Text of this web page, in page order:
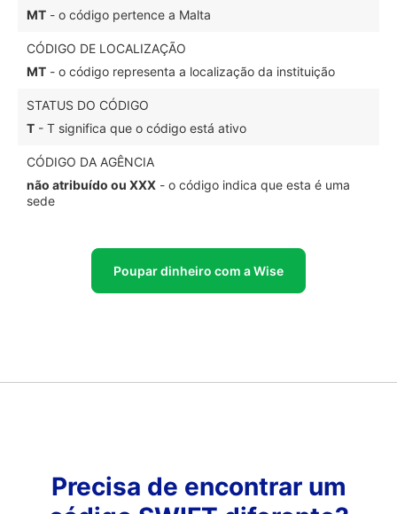
MT - o código pertence a Malta
CÓDIGO DE LOCALIZAÇÃO
MT - o código representa a localização da instituição
STATUS DO CÓDIGO
T - T significa que o código está ativo
CÓDIGO DA AGÊNCIA
não atribuído ou XXX - o código indica que esta é uma
sede
Poupar dinheiro com a Wise
Precisa de encontrar um